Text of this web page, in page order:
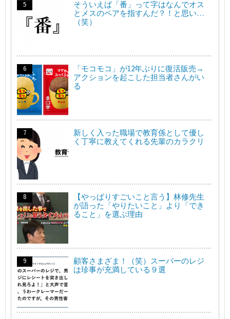
そういえば「番」って字はなんでオス
とメスのペアを指すんだ？！と思い…
（笑）
「モコモコ」が12年ぶりに復活販売→
アクションを起こした担当者さんがい
る
新しく入った職場で教育係として優し
く丁寧に教えてくれる先輩のカラクリ
【やっぱりすごいこと言う】林修先生
が語った「やりたいこと」より「でき
ること」を選ぶ理由
顧客さまざま！（笑）スーパーのレジ
は珍事が充満している９選